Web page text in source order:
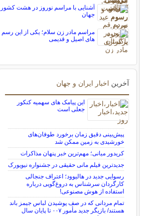
آشنایی با مراسم نوروز در هشت کشور
جهان
مراسم مادر زن سلام؛ یکی از این رسم
های اصیل و قدیمی
آخرین اخبار ایران و جهان
این پیامک های سهمیه کنکور
جعلی است
پیش‌بینی دقیق زمان برخورد طوفان‌های
خورشیدی به زمین ممکن شد
کریدور میانی؛ مهم‌ترین خبر پنهان مذاکرات
جدیدترین فیلم مانی حقیقی در جشنواره نیویورک
رسوایی جدید در هالیوود؛ اعتراف جنجالی
کارگردان سرشناس به دروغ‌گویی درباره
استفاده از هوش مصنوعی!
تمام مردانی که در صف پوشیدن لباس جیمز باند
هستند/ بازیگر جدید مأمور ۰۰۷ تا پایان سال